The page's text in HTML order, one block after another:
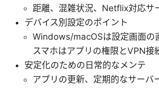
距離、混雑状況、Netflix対応サ
デバイス別設定のポイント
Windows/macOSは設定画面の
スマホはアプリの権限とVPN接
安定化のための日常的なメンテ
アプリの更新、定期的なサーバ